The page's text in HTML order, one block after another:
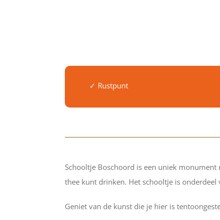
✓ Rustpunt
Schooltje Boschoord is een uniek
thee kunt drinken. Het schooltje is onderdeel
Geniet van de kunst die je hier is